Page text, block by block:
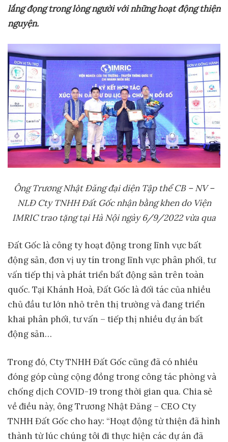
lắng đọng trong lòng người với những hoạt động thiện
nguyện.
Ông Trương Nhật Đăng đại diện Tập thể CB – NV –
NLĐ Cty TNHH Đất Gốc nhận bằng khen do Viện
IMRIC trao tặng tại Hà Nội ngày 6/9/2022 vừa qua
Đất Gốc là công ty hoạt động trong lĩnh vực bất
động sản, đơn vị uy tín trong lĩnh vực phân phối, tư
vấn tiếp thị và phát triển bất động sản trên toàn
quốc. Tại Khánh Hoà, Đất Gốc là đối tác của nhiều
chủ đầu tư lớn nhỏ trên thị trường và đang triển
khai phân phối, tư vấn – tiếp thị nhiều dự án bất
động sản…
Trong đó, Cty TNHH Đất Gốc cũng đã có nhiều
đóng góp cùng cộng đồng trong công tác phòng và
chống dịch COVID-19 trong thời gian qua. Chia sẻ
về điều này, ông Trương Nhật Đăng – CEO Cty
TNHH Đất Gốc cho hay: “Hoạt động từ thiện đã hình
thành từ lúc chúng tôi đi thực hiện các dự án đã